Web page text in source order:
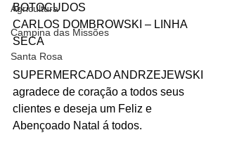
Agricultura
Campina das Missões
Santa Rosa
BOTOCUDOS
CARLOS DOMBROWSKI – LINHA
SECA
SUPERMERCADO ANDRZEJEWSKI
agradece de coração a todos seus
clientes e deseja um Feliz e
Abençoado Natal á todos.